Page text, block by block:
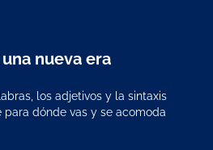
nueva era
los adjetivos y la sintaxis
para dónde vas y se acomoda